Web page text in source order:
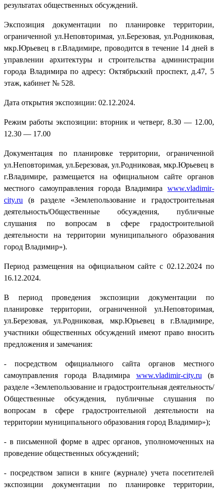
результатах общественных обсуждений.
Экспозиция документации по планировке территории,
ограниченной ул.Неповторимая, ул.Березовая, ул.Родниковая,
мкр.Юрьевец в г.Владимире, проводится в течение 14 дней в
управлении архитектуры и строительства администрации
города Владимира по адресу: Октябрьский проспект, д.47, 5
этаж, кабинет № 528.
Дата открытия экспозиции: 02.12.2024.
Режим работы экспозиции: вторник и четверг, 8.30 — 12.00,
12.30 — 17.00
Документация по планировке территории, ограниченной
ул.Неповторимая, ул.Березовая, ул.Родниковая, мкр.Юрьевец в
г.Владимире, размещается на официальном сайте органов
местного самоуправления города Владимира www.vladimir-
city.ru (в разделе «Землепользование и градостроительная
деятельность/Общественные обсуждения, публичные
слушания по вопросам в сфере градостроительной
деятельности на территории муниципального образования
город Владимир»).
Период размещения на официальном сайте с 02.12.2024 по
16.12.2024.
В период проведения экспозиции документации по
планировке территории, ограниченной ул.Неповторимая,
ул.Березовая, ул.Родниковая, мкр.Юрьевец в г.Владимире,
участники общественных обсуждений имеют право вносить
предложения и замечания:
- посредством официального сайта органов местного
самоуправления города Владимира www.vladimir-city.ru (в
разделе «Землепользование и градостроительная деятельность/
Общественные обсуждения, публичные слушания по
вопросам в сфере градостроительной деятельности на
территории муниципального образования город Владимир»);
- в письменной форме в адрес органов, уполномоченных на
проведение общественных обсуждений;
- посредством записи в книге (журнале) учета посетителей
экспозиции документации по планировке территории,